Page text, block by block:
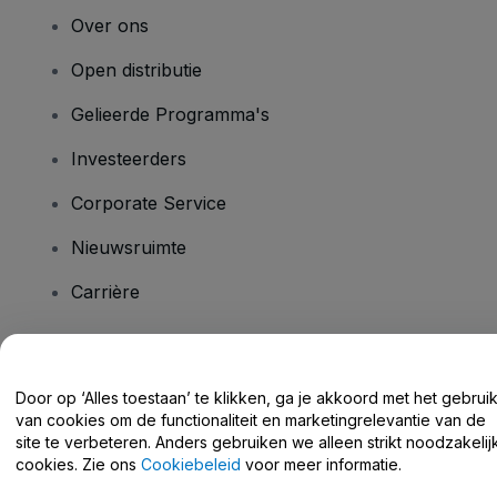
Over ons
Open distributie
Gelieerde Programma's
Investeerders
Corporate Service
Nieuwsruimte
Carrière
Helpcentrum / Neem Contact Met Ons Op
Door op ‘Alles toestaan’ te klikken, ga je akkoord met het gebruik
van cookies om de functionaliteit en marketingrelevantie van de
site te verbeteren. Anders gebruiken we alleen strikt
cookies. Zie ons Cookiebeleid voor meer informatie.